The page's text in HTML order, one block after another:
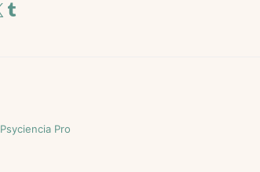
Pro